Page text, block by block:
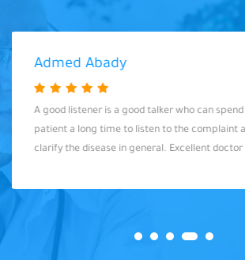
Admed Abady
A good listener is a good talker who can
patient a long time to listen to the
clarify the disease in general. Excellent